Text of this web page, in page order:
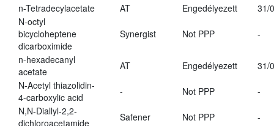
n-Tetradecylacetate
AT Engedélyezett
31/
N-octyl
bicycloheptene
dicarboximide
Synergist Not PPP -
n-hexadecanyl
acetate
AT Engedélyezett
31/
N-Acetyl thiazolidin-
4-carboxylic acid
- Not PPP
-
N,N-Diallyl-2,2-
dichloroacetamide
Safener Not PPP
-